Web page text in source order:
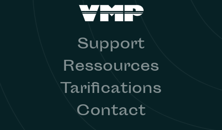
Support
Ressources
Tarifications
Contact